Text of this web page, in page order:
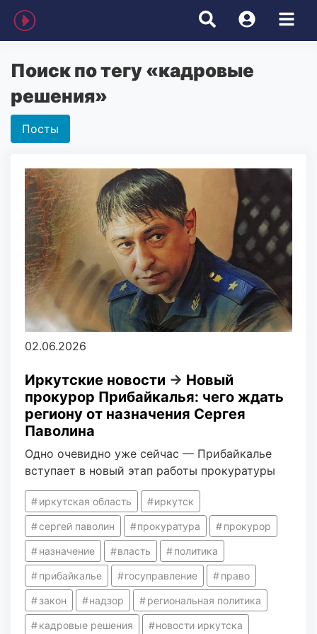
Поиск по тегу «кадровые
решения»
Посты
02.06.2026
Иркутские новости → Новый
прокурор Прибайкалья: чего ждать
региону от назначения Сергея
Паволина
Одно очевидно уже сейчас — Прибайкалье
вступает в новый этап работы прокуратуры
иркутская область иркутск
сергей паволин прокуратура прокурор
назначение власть политика
прибайкалье госуправление право
закон надзор региональная политика
кадровые решения новости иркутска